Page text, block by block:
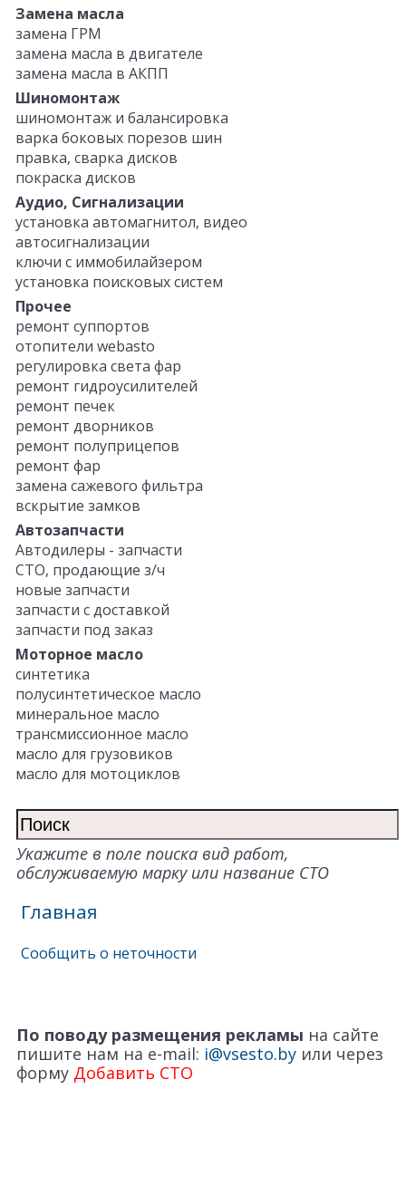
Замена масла
замена ГРМ
замена масла в двигателе
замена масла в АКПП
Шиномонтаж
шиномонтаж и балансировка
варка боковых порезов шин
правка, сварка дисков
покраска дисков
Аудио, Сигнализации
установка автомагнитол, видео
автосигнализации
ключи с иммобилайзером
установка поисковых систем
Прочее
ремонт суппортов
отопители webasto
регулировка света фар
ремонт гидроусилителей
ремонт печек
ремонт дворников
ремонт полуприцепов
ремонт фар
замена сажевого фильтра
вскрытие замков
Автозапчасти
Автодилеры - запчасти
СТО, продающие з/ч
новые запчасти
запчасти с доставкой
запчасти под заказ
Моторное масло
синтетика
полусинтетическое масло
минеральное масло
трансмиссионное масло
масло для грузовиков
масло для мотоциклов
Укажите в поле поиска вид работ,
обслуживаемую марку или название СТО
Главная
Сообщить о неточности
По поводу размещения рекламы на сайте
пишите нам на e-mail: i@vsesto.by или через
форму Добавить СТО